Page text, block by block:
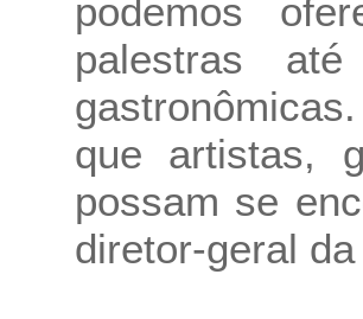
podemos
palestras
que artistas,
possam se
diretor-geral